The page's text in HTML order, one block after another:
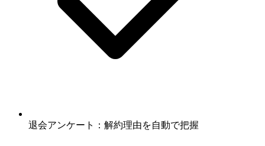
退会アンケート：解約理由を自動で把握